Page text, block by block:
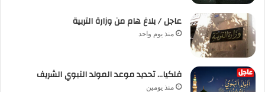
عاجل / بلاغ هام من وزارة التربية
منذ يوم واحد
فلكيا… تحديد موعد المولد النبوي الشريف
منذ يومين